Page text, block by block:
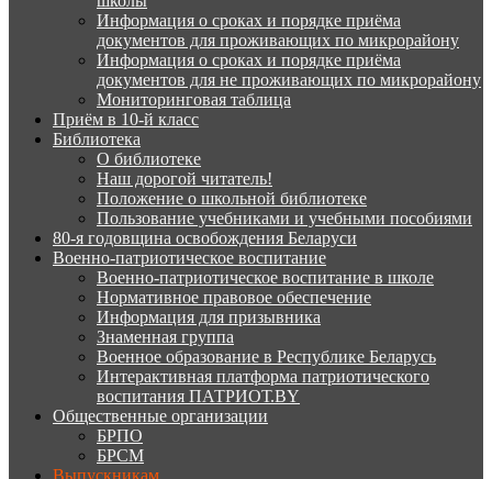
Информация о сроках и порядке приёма
документов для проживающих по микрорайону
Информация о сроках и порядке приёма
документов для не проживающих по микрорайону
Мониторинговая таблица
Приём в 10-й класс
Библиотека
О библиотеке
Наш дорогой читатель!
Положение о школьной библиотеке
Пользование учебниками и учебными пособиями
80-я годовщина освобождения Беларуси
Военно-патриотическое воспитание
Военно-патриотическое воспитание в школе
Нормативное правовое обеспечение
Информация для призывника
Знаменная группа
Военное образование в Республике Беларусь
Интерактивная платформа патриотического
воспитания ПАТРИОТ.BY
Общественные организации
БРПО
БРСМ
Выпускникам